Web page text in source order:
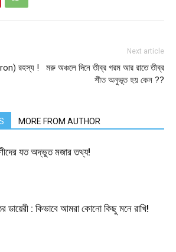
রহস্য !
Next article
মরু অঞ্চলে দিনে তীব্র গরম আর রাতে তীব্র
শীত অনুভূত হয় কেন ??
MORE FROM AUTHOR
যত অদ্ভুত মজার তথ্য!
ডায়েরী : কিভাবে আমরা কোনো কিছু মনে রাখি!